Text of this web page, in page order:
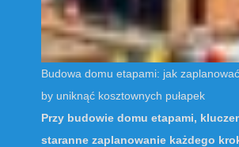
Budowa domu etapami: jak
by uniknąć kosztownych pułapek
Przy budowie domu etapami,
staranne zaplanowanie każdego